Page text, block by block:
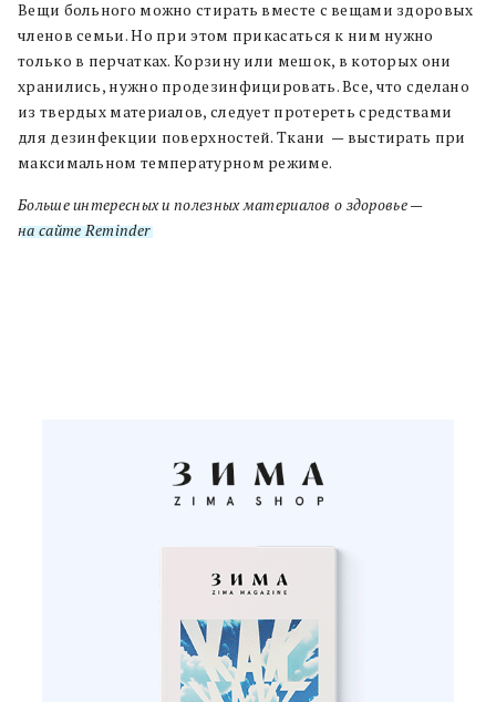
Вещи больного можно стирать вместе с вещами здоровых
членов семьи. Но при этом прикасаться к ним нужно
только в перчатках. Корзину или мешок, в которых они
хранились, нужно продезинфицировать. Все, что сделано
из твердых материалов, следует протереть средствами
для дезинфекции поверхностей. Ткани — выстирать при
максимальном температурном режиме.
Больше интересных и полезных материалов о здоровье —
на сайте Reminder.